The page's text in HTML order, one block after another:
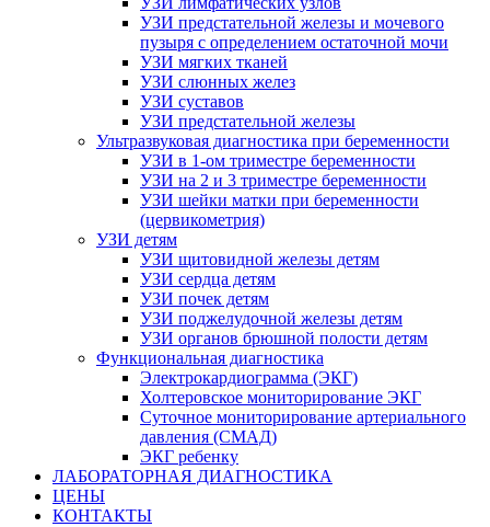
УЗИ предстательной железы и мочевого
пузыря с определением остаточной мочи
УЗИ мягких тканей
УЗИ слюнных желез
УЗИ суставов
УЗИ предстательной железы
Ультразвуковая диагностика при беременности
УЗИ в 1-ом триместре беременности
УЗИ на 2 и 3 триместре беременности
УЗИ шейки матки при беременности
(цервикометрия)
УЗИ детям
УЗИ щитовидной железы детям
УЗИ сердца детям
УЗИ почек детям
УЗИ поджелудочной железы детям
УЗИ органов брюшной полости детям
Функциональная диагностика
Электрокардиограмма (ЭКГ)
Холтеровское мониторирование ЭКГ
Суточное мониторирование артериального
давления (СМАД)
ЭКГ ребенку
ЛАБОРАТОРНАЯ ДИАГНОСТИКА
ЦЕНЫ
КОНТАКТЫ